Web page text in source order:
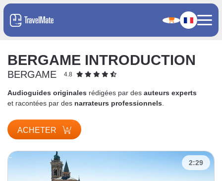
BERGAME INTRODUCTION
BERGAME 4.8
Audioguides originales rédigées par des auteurs experts
et racontées par des narrateurs professionnels
ACHETER
2:29